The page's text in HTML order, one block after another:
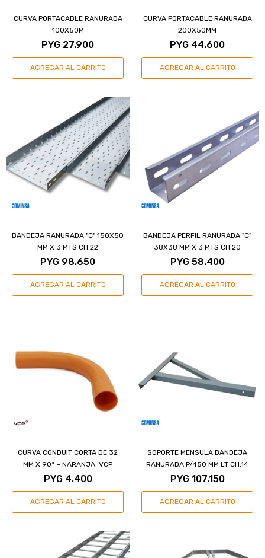
CURVA PORTACABLE RANURADA
100X50M
PYG 27.900
CURVA PORTACABLE RANURADA
200X50MM
PYG 44.600
BANDEJA RANURADA "C" 150X50
MM X 3 MTS CH.22
PYG 98.650
BANDEJA PERFIL RANURADA "C"
38X38 MM X 3 MTS CH.20
PYG 58.400
CURVA CONDUIT CORTA DE 32
MM X 90° - NARANJA. VCP
PYG 4.400
SOPORTE MENSULA BANDEJA
RANURADA P/450 MM LT CH.14
PYG 107.150